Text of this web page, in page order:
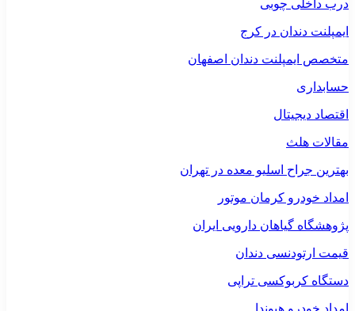
درب داخلی چوبی
ایمپلنت دندان در کرج
متخصص ایمپلنت دندان اصفهان
حسابداری
اقتصاد دیجیتال
مقالات هلث
بهترین جراح اسلیو معده در تهران
امداد خودرو کرمان موتور
پژوهشگاه گیاهان دارویی ایران
قیمت ارتودنسی دندان
دستگاه کربوکسی تراپی
امداد خودرو هیوندا